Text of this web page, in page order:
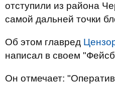
отступили из района
самой дальней точки
Об этом главред
написал в своем
Он отмечает: